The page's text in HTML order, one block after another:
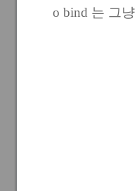
o bind 는 그